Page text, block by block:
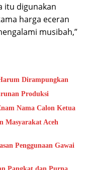
itu digunakan
harga eceran
musibah,”
Dirampungkan
Produksi
Nama Calon Ketua
Masyarakat Aceh
Penggunaan Gawai